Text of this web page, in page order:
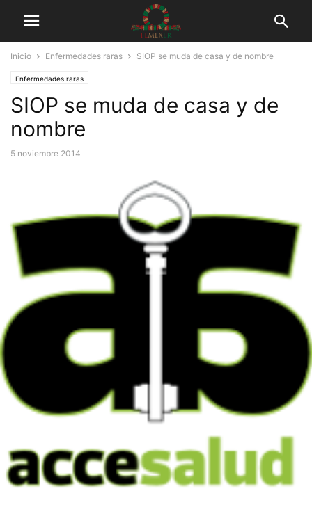
Inicio Enfermedades raras SIOP se muda de casa y de nombre
Enfermedades raras
SIOP se muda de casa y de
nombre
5 noviembre 2014